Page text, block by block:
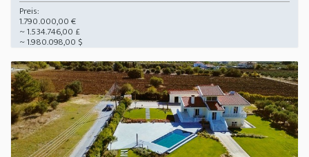
Preis:
1.790.000,00 €
~ 1.534.746,00 £
~ 1.980.098,00 $